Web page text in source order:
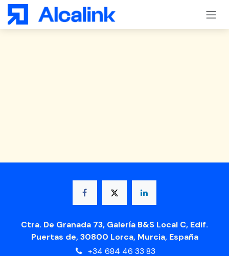
Passa al contenuto
Ctra. De Granada 73, Galería B&S Local C, Edif.
Puertas de, 30800 Lorca, Murcia, España
+34 684 46 33 83